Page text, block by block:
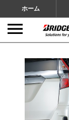
ホーム